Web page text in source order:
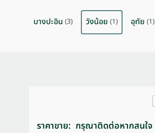
บางปะอิน (3) วังน้อย (1) อุทัย (1)
ราคาขาย: กรุณาติดต่อหากสนใจ